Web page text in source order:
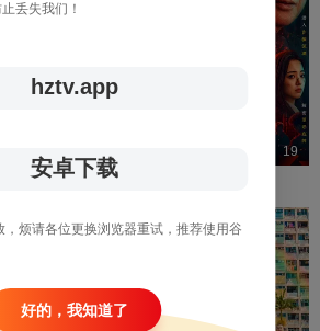
19
丢失我们！
hztv.app
安卓下载
，烦请各位更换浏览器重试，推荐使用谷
好的，我知道了